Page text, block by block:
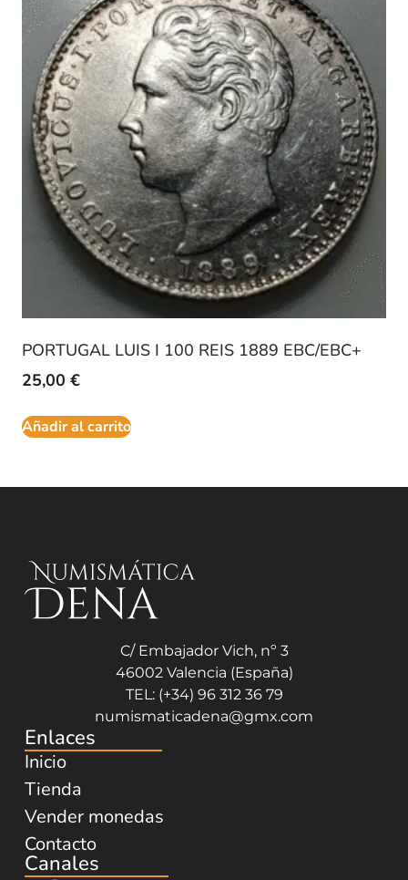
PORTUGAL LUIS I 100 REIS 1889 EBC/EBC+
25,00 €
Añadir al carrito
C/ Embajador Vich, nº 3
46002 Valencia (España)
TEL: (+34) 96 312 36 79
numismaticadena@gmx.com
Enlaces
Inicio
Tienda
Vender monedas
Contacto
Canales